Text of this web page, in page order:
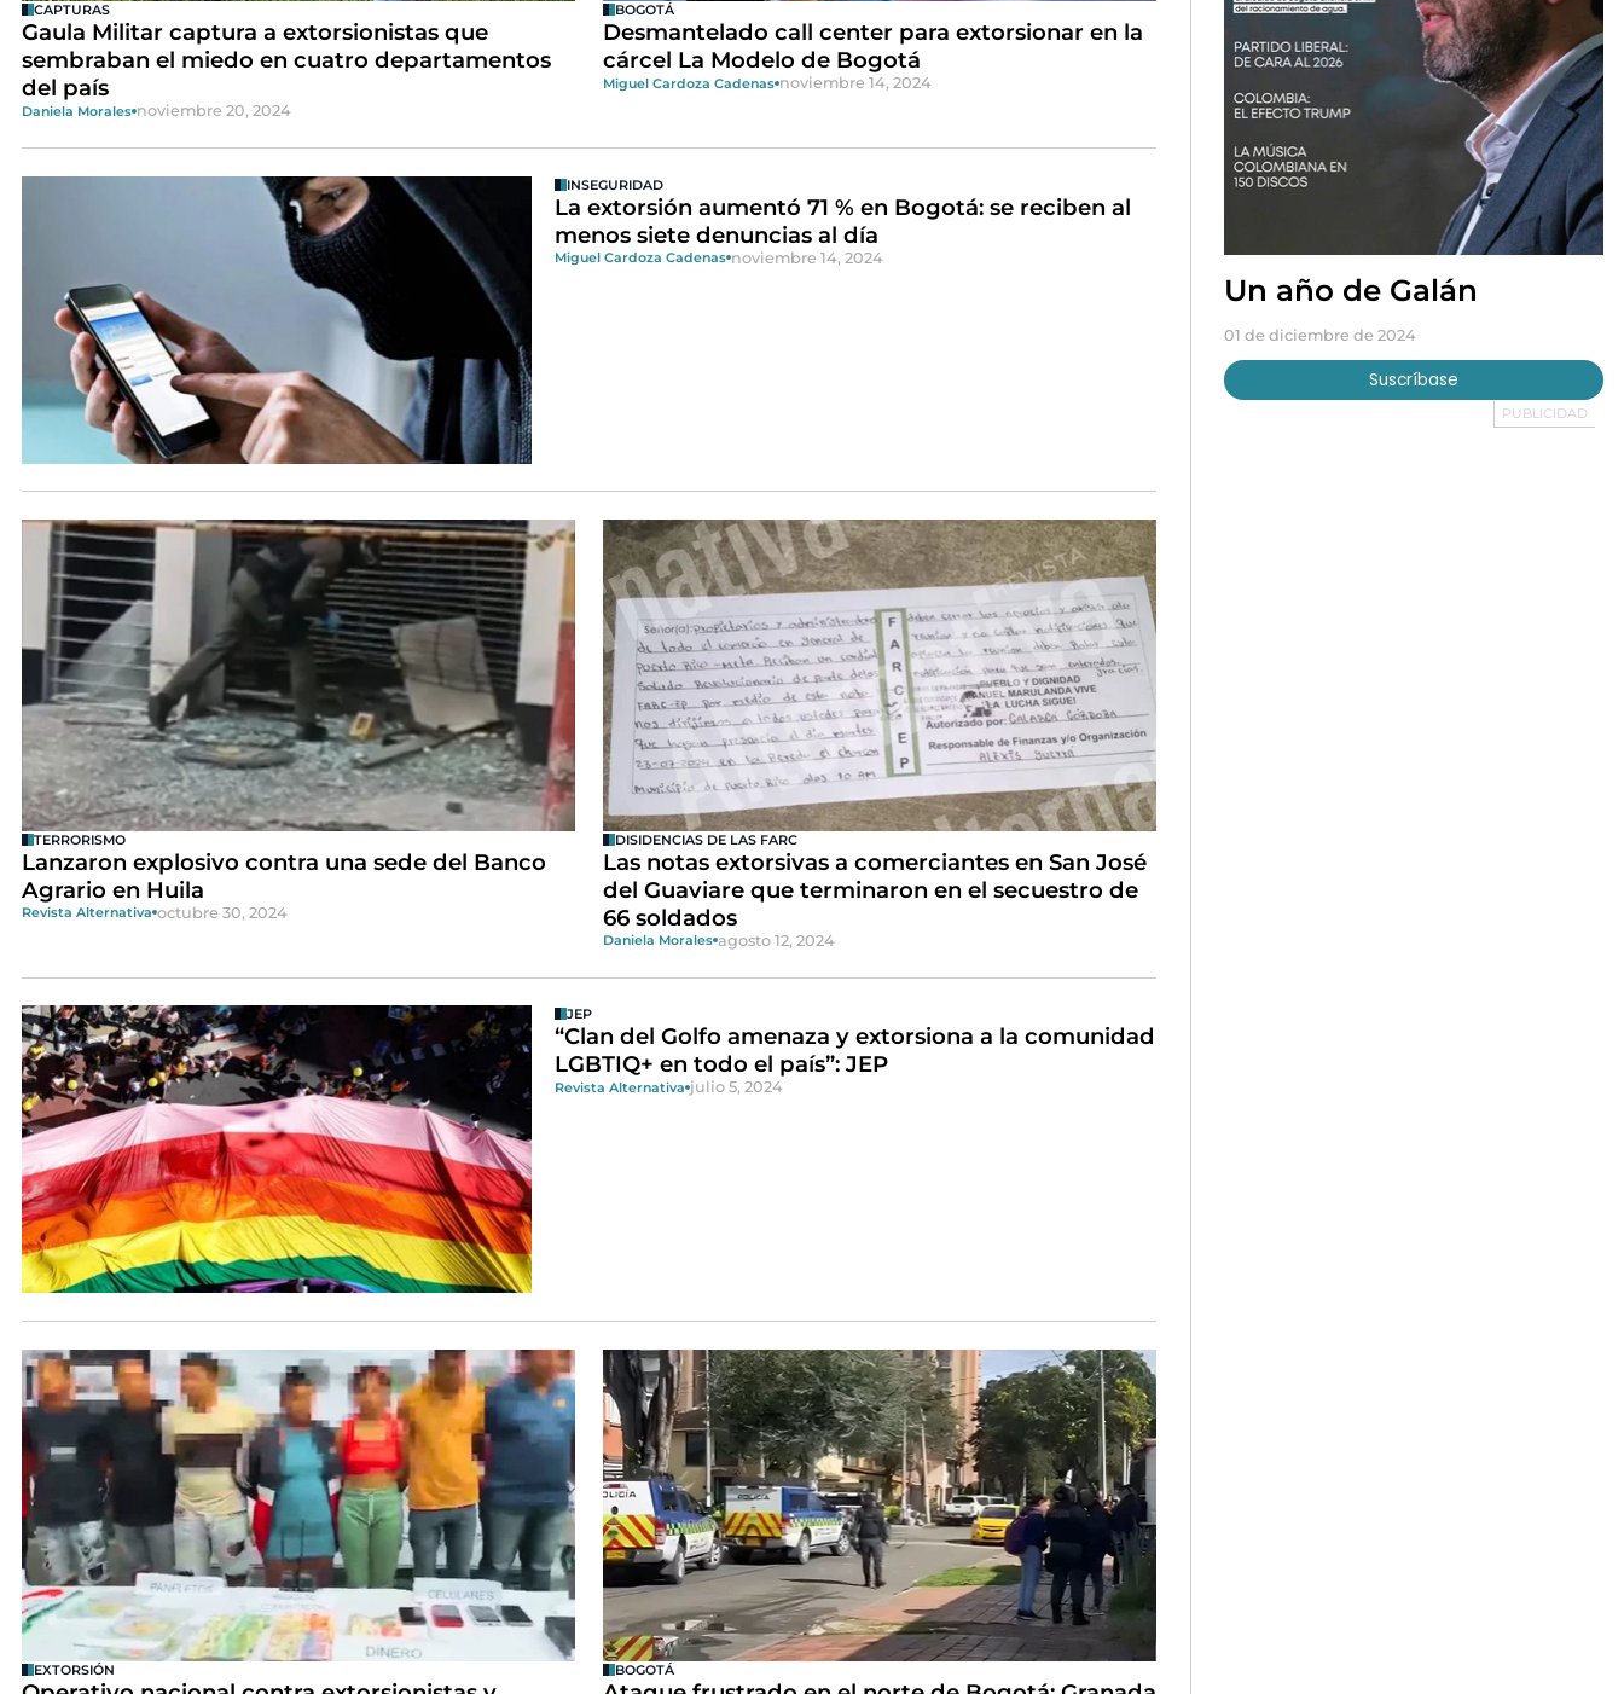
CAPTURAS
Gaula Militar captura a extorsionistas que
sembraban el miedo en cuatro departamentos
del país
Daniela Morales noviembre 20, 2024
BOGOTÁ
Desmantelado call center para extorsionar en la
cárcel La Modelo de Bogotá
Miguel Cardoza Cadenas noviembre 14, 2024
INSEGURIDAD
La extorsión aumentó 71 % en Bogotá: se reciben al
menos siete denuncias al día
Miguel Cardoza Cadenas noviembre 14, 2024
TERRORISMO
Lanzaron explosivo contra una sede del Banco
Agrario en Huila
Revista Alternativa octubre 30, 2024
DISIDENCIAS DE LAS FARC
Las notas extorsivas a comerciantes en San José
del Guaviare que terminaron en el secuestro de
66 soldados
Daniela Morales agosto 12, 2024
JEP
“Clan del Golfo amenaza y extorsiona a la comunidad
LGBTIQ+ en todo el país”: JEP
Revista Alternativa julio 5, 2024
EXTORSIÓN BOGOTÁ
Un año de Galán
01 de diciembre de 2024
Suscríbase